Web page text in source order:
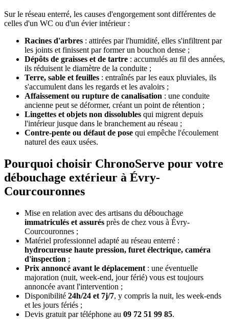
Sur le réseau enterré, les causes d'engorgement sont différentes de
celles d'un WC ou d'un évier intérieur :
Racines d'arbres : attirées par l'humidité, elles s'infiltrent par
les joints et finissent par former un bouchon dense ;
Dépôts de graisses et de tartre : accumulés au fil des années,
ils réduisent le diamètre de la conduite ;
Terre, sable et feuilles : entraînés par les eaux pluviales, ils
s'accumulent dans les regards et les avaloirs ;
Affaissement ou rupture de canalisation : une conduite
ancienne peut se déformer, créant un point de rétention ;
Lingettes et objets non dissolubles qui migrent depuis
l'intérieur jusque dans le branchement au réseau ;
Contre-pente ou défaut de pose qui empêche l'écoulement
naturel des eaux usées.
Pourquoi choisir ChronoServe pour votre
débouchage extérieur à Évry-
Courcouronnes
Mise en relation avec des artisans du débouchage
immatriculés et assurés près de chez vous à Évry-
Courcouronnes ;
Matériel professionnel adapté au réseau enterré :
hydrocureuse haute pression, furet électrique, caméra
d'inspection ;
Prix annoncé avant le déplacement : une éventuelle
majoration (nuit, week-end, jour férié) vous est toujours
annoncée avant l'intervention ;
Disponibilité 24h/24 et 7j/7, y compris la nuit, les week-ends
et les jours fériés ;
Devis gratuit par téléphone au 09 72 51 99 85.